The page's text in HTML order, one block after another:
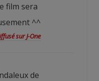
film sera
^^
sur J-One
de